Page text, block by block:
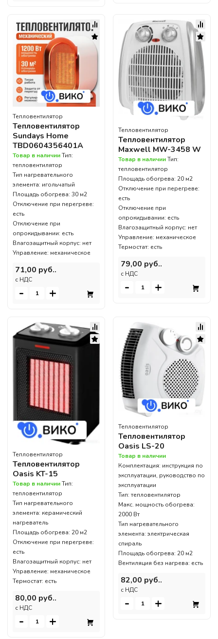
Тепловентилятор
Тепловентилятор
Sundays Home
TBD0604356401A
Товар в наличииТип:
тепловентилятор
Тип нагревательного
элемента: игольчатый
Площадь обогрева: 30 м2
Отключение при перегреве:
есть
Отключение при
опрокидывании: есть
Влагозащитный корпус: нет
Управление: механическое
71,00 руб..
c НДС
- +
Тепловентилятор
Тепловентилятор
Maxwell MW-3458 W
Товар в наличииТип:
тепловентилятор
Площадь обогрева: 20 м2
Отключение при перегреве:
есть
Отключение при
опрокидывании: есть
Влагозащитный корпус: нет
Управление: механическое
Термостат: есть
79,00 руб..
c НДС
- +
Тепловентилятор
Тепловентилятор
Oasis KT-15
Товар в наличииТип:
тепловентилятор
Тип нагревательного
элемента: керамический
нагреватель
Площадь обогрева: 20 м2
Отключение при перегреве:
есть
Влагозащитный корпус: нет
Управление: механическое
Термостат: есть
80,00 руб..
c НДС
- +
Тепловентилятор
Тепловентилятор
Oasis LS-20
Товар в наличии
Комплектация: инструкция по
эксплуатации, руководство по
эксплуатации
Тип: тепловентилятор
Макс. мощность обогрева:
2000 Вт
Тип нагревательного
элемента: электрическая
спираль
Площадь обогрева: 20 м2
Вентиляция без нагрева: есть
82,00 руб..
c НДС
- +